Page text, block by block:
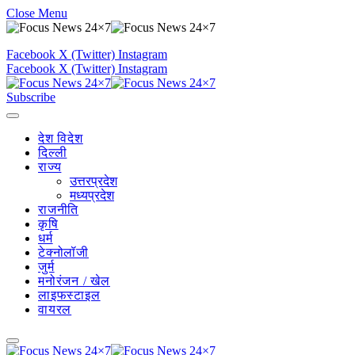
Close Menu
Facebook X (Twitter) Instagram
Facebook X (Twitter) Instagram
Subscribe
देश विदेश
दिल्ली
राज्य
उत्तरप्रदेश
मध्यप्रदेश
राजनीति
कृषि
धर्म
टेक्नोलॉजी
जुर्म
मनोरंजन / खेल
लाइफस्टाइल
वायरल